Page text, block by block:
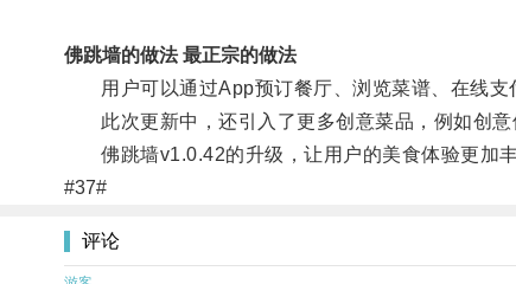
佛跳墙的做法 最正宗的做法
用户可以通过App预订餐厅、浏览菜谱、在线支
此次更新中，还引入了更多创意菜品，例如创意
佛跳墙v1.0.42的升级，让用户的美食体验更加丰
#37#
评论